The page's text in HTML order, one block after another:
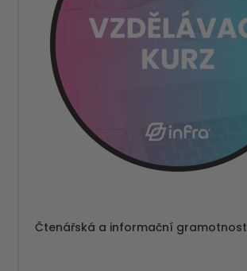
Čtenářská a informační gramotnost